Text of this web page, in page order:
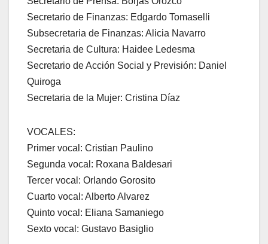
Secretario de Finanzas: Edgardo Tomaselli
Subsecretaria de Finanzas: Alicia Navarro
Secretaria de Cultura: Haidee Ledesma
Secretario de Acción Social y Previsión: Daniel
Quiroga
Secretaria de la Mujer: Cristina Díaz
VOCALES:
Primer vocal: Cristian Paulino
Segunda vocal: Roxana Baldesari
Tercer vocal: Orlando Gorosito
Cuarto vocal: Alberto Alvarez
Quinto vocal: Eliana Samaniego
Sexto vocal: Gustavo Basiglio